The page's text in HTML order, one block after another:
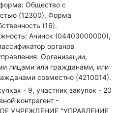
Общество с
(12300). Форма
(16).
Ачинск (04403000000),
органов
Организации,
лицами или гражданами, или
совместно (4210014).
- 9, участник закупок - 20
контрагент -
УЧРЕЖДЕНИЕ "УПРАВЛЕНИЕ